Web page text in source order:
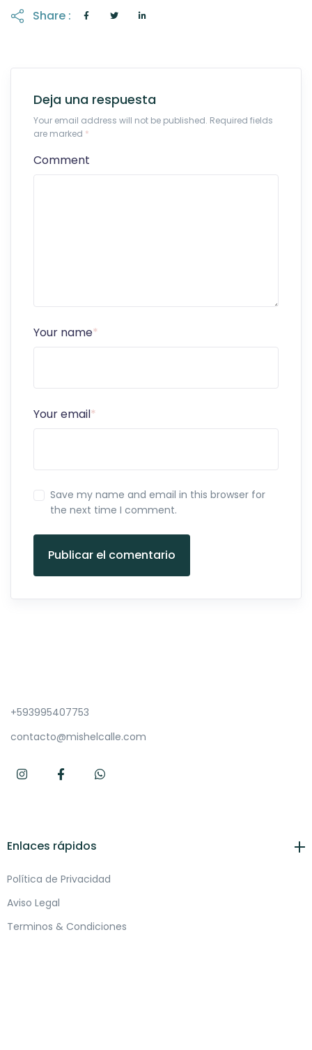
Share :
Deja una respuesta
Your email address will not be published. Required fields
are marked *
Comment
Your name*
Your email*
Save my name and email in this browser for
the next time I comment.
Publicar el comentario
+593995407753
contacto@mishelcalle.com
Enlaces rápidos
Política de Privacidad
Aviso Legal
Terminos & Condiciones